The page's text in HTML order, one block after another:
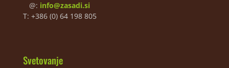
@: info@zasadi.si
T: +386 (0) 64 198 805
Svetovanje